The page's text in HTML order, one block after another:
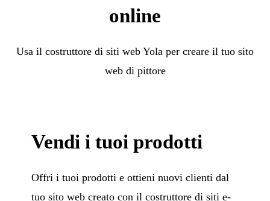
online
Usa il costruttore di siti web Yola per creare il tuo sito
web di pittore
Vendi i tuoi prodotti
Offri i tuoi prodotti e ottieni nuovi clienti dal
tuo sito web creato con il costruttore di siti e-